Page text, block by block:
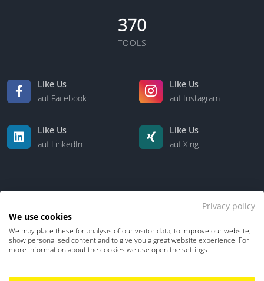
370
TOOLS
Like Us
auf Facebook
Like Us
auf Instagram
Like Us
auf LinkedIn
Like Us
auf Xing
Kontakt Über uns
Privacy policy
We use cookies
We may place these for analysis of our visitor data, to improve our website,
show personalised content and to give you a great website experience. For
more information about the cookies we use open the settings.